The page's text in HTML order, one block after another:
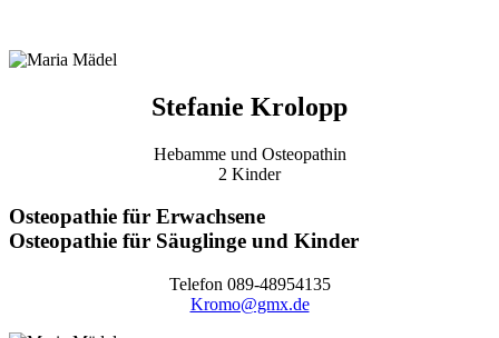
Stefanie Krolopp
Hebamme und Osteopathin
2 Kinder
Osteopathie für Erwachsene
Osteopathie für Säuglinge und Kinder
Telefon 089-48954135
Kromo@gmx.de